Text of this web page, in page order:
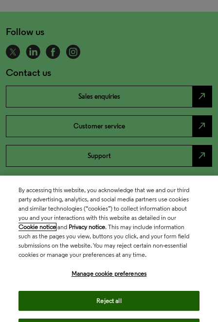
Follow us
Contact us
Sales enquiries north_east
Customer service north_east
Support north_east
By accessing this website, you acknowledge that we and our third
party advertising, analytics, and social media partners use cookies
and similar technologies (“cookies”) to collect information about
you and your interactions with this website as detailed in our
Cookie notice and Privacy notice. This may include information
such as the pages you view, buttons you click, and your form field
submissions on the website. You may reject certain non-essential
cookies or manage your preferences at any time.
Manage cookie preferences
Reject all